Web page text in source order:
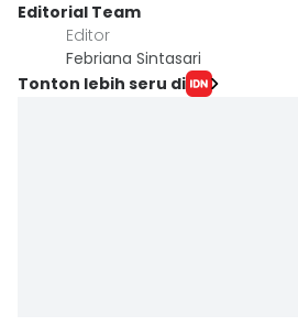
Editorial Team
Editor
Febriana Sintasari
Tonton lebih seru di